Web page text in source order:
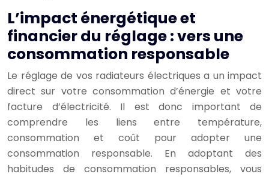
L’impact énergétique et
financier du réglage : vers une
consommation responsable
Le réglage de vos radiateurs électriques a un impact
direct sur votre consommation d’énergie et votre
facture d’électricité. Il est donc important de
comprendre les liens entre température,
consommation et coût pour adopter une
consommation responsable. En adoptant des
habitudes de consommation responsables, vous